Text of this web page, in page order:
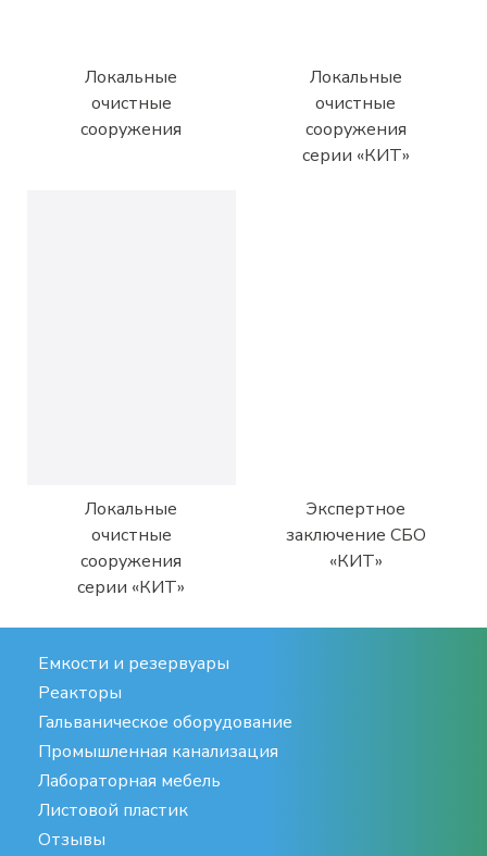
Локальные
очистные
сооружения
Локальные
очистные
сооружения
серии «КИТ»
Локальные
очистные
сооружения
серии «КИТ»
Экспертное
заключение СБО
«КИТ»
Емкости и резервуары
Реакторы
Гальваническое оборудование
Промышленная канализация
Лабораторная мебель
Листовой пластик
Отзывы